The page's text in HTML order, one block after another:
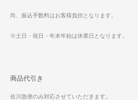
尚、振込手数料はお客様負担となります。
※土日・祝日・年末年始は休業日となります。
商品代引き
佐川急便のみ対応させていただきます。